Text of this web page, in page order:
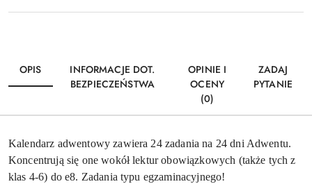
dostawa
OPIS
INFORMACJE DOT.
BEZPIECZEŃSTWA
OPINIE I
OCENY
(0)
ZADAJ
PYTANIE
Kalendarz adwentowy zawiera 24 zadania na 24 dni Adwentu.
Koncentrują się one wokół lektur obowiązkowych (także tych z
klas 4-6) do e8. Zadania typu egzaminacyjnego!